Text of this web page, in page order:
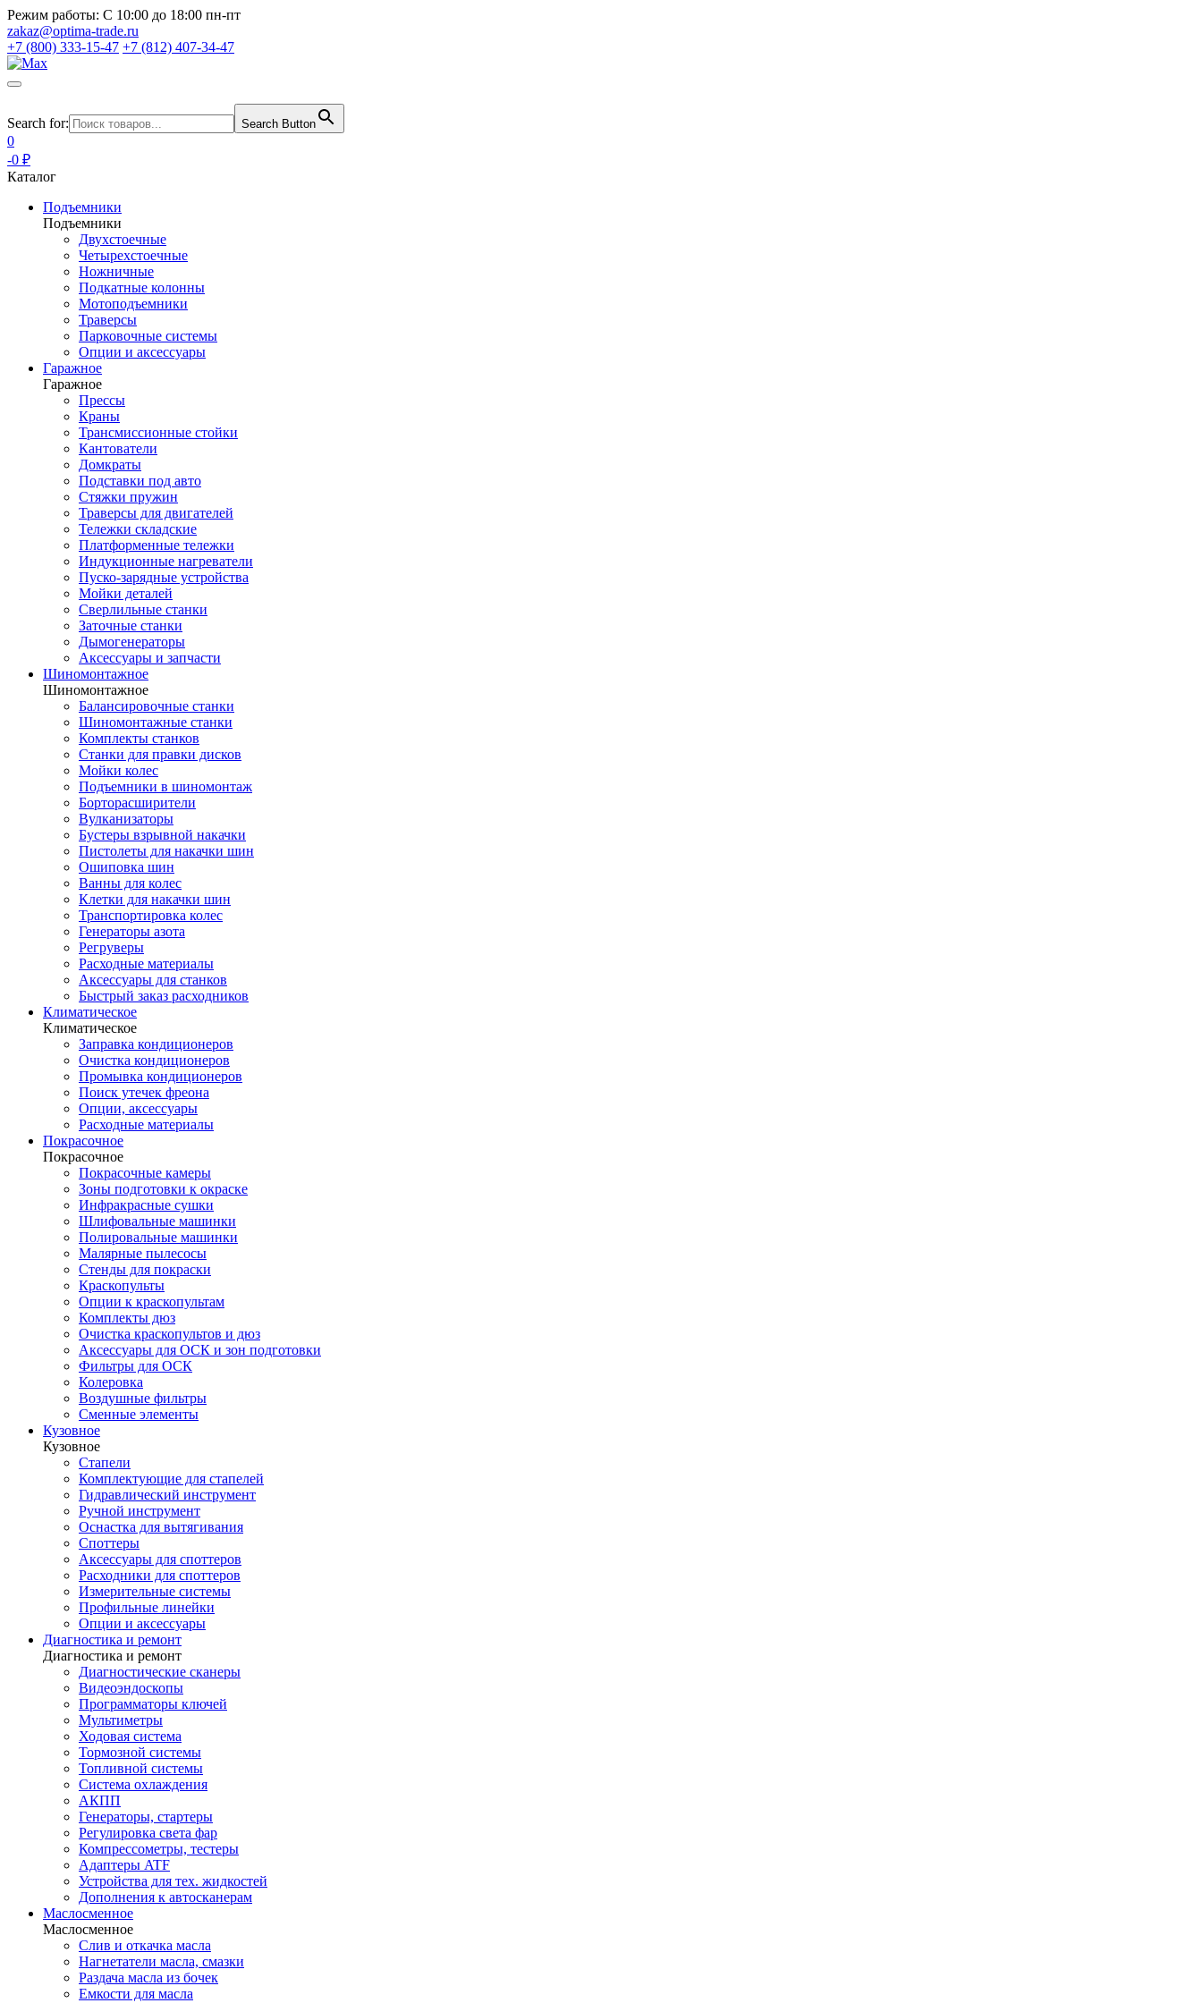
Режим работы: С 10:00 до 18:00 пн-пт
zakaz@optima-trade.ru
+7 (800) 333-15-47 +7 (812) 407-34-47
Search for: Search Button
0
-0 ₽
Каталог
Подъемники
Подъемники
Двухстоечные
Четырехстоечные
Ножничные
Подкатные колонны
Мотоподъемники
Траверсы
Парковочные системы
Опции и аксессуары
Гаражное
Гаражное
Прессы
Краны
Трансмиссионные стойки
Кантователи
Домкраты
Подставки под авто
Стяжки пружин
Траверсы для двигателей
Тележки складские
Платформенные тележки
Индукционные нагреватели
Пуско-зарядные устройства
Мойки деталей
Сверлильные станки
Заточные станки
Дымогенераторы
Аксессуары и запчасти
Шиномонтажное
Шиномонтажное
Балансировочные станки
Шиномонтажные станки
Комплекты станков
Станки для правки дисков
Мойки колес
Подъемники в шиномонтаж
Борторасширители
Вулканизаторы
Бустеры взрывной накачки
Пистолеты для накачки шин
Ошиповка шин
Ванны для колес
Клетки для накачки шин
Транспортировка колес
Генераторы азота
Регруверы
Расходные материалы
Аксессуары для станков
Быстрый заказ расходников
Климатическое
Климатическое
Заправка кондиционеров
Очистка кондиционеров
Промывка кондиционеров
Поиск утечек фреона
Опции, аксессуары
Расходные материалы
Покрасочное
Покрасочное
Покрасочные камеры
Зоны подготовки к окраске
Инфракрасные сушки
Шлифовальные машинки
Полировальные машинки
Малярные пылесосы
Стенды для покраски
Краскопульты
Опции к краскопультам
Комплекты дюз
Очистка краскопультов и дюз
Аксессуары для ОСК и зон подготовки
Фильтры для ОСК
Колеровка
Воздушные фильтры
Сменные элементы
Кузовное
Кузовное
Стапели
Комплектующие для стапелей
Гидравлический инструмент
Ручной инструмент
Оснастка для вытягивания
Споттеры
Аксессуары для споттеров
Расходники для споттеров
Измерительные системы
Профильные линейки
Опции и аксессуары
Диагностика и ремонт
Диагностика и ремонт
Диагностические сканеры
Видеоэндоскопы
Программаторы ключей
Мультиметры
Ходовая система
Тормозной системы
Топливной системы
Система охлаждения
АКПП
Генераторы, стартеры
Регулировка света фар
Компрессометры, тестеры
Адаптеры ATF
Устройства для тех. жидкостей
Дополнения к автосканерам
Маслосменное
Маслосменное
Слив и откачка масла
Нагнетатели масла, смазки
Раздача масла из бочек
Емкости для масла